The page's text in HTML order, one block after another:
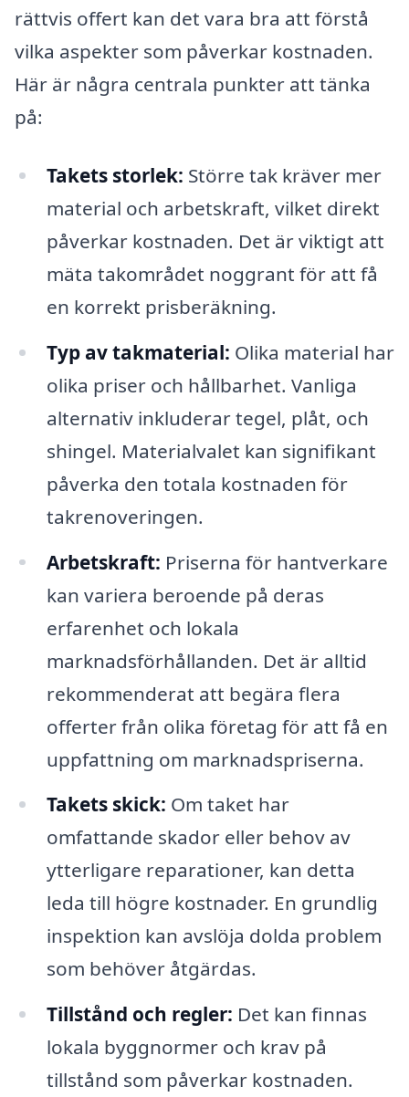
rättvis offert kan det vara bra att förstå
vilka aspekter som påverkar kostnaden.
Här är några centrala punkter att tänka
på:
Takets storlek: Större tak kräver mer
material och arbetskraft, vilket direkt
påverkar kostnaden. Det är viktigt att
mäta takområdet noggrant för att få
en korrekt prisberäkning.
Typ av takmaterial: Olika material har
olika priser och hållbarhet. Vanliga
alternativ inkluderar tegel, plåt, och
shingel. Materialvalet kan signifikant
påverka den totala kostnaden för
takrenoveringen.
Arbetskraft: Priserna för hantverkare
kan variera beroende på deras
erfarenhet och lokala
marknadsförhållanden. Det är alltid
rekommenderat att begära flera
offerter från olika företag för att få en
uppfattning om marknadspriserna.
Takets skick: Om taket har
omfattande skador eller behov av
ytterligare reparationer, kan detta
leda till högre kostnader. En grundlig
inspektion kan avslöja dolda problem
som behöver åtgärdas.
Tillstånd och regler: Det kan finnas
lokala byggnormer och krav på
tillstånd som påverkar kostnaden.